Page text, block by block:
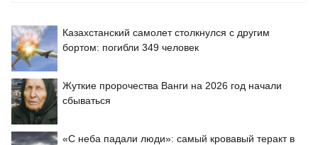
Казахстанский самолет столкнулся с другим
бортом: погибли 349 человек
Жуткие пророчества Ванги на 2026 год начали
сбываться
«С неба падали люди»: самый кровавый теракт в